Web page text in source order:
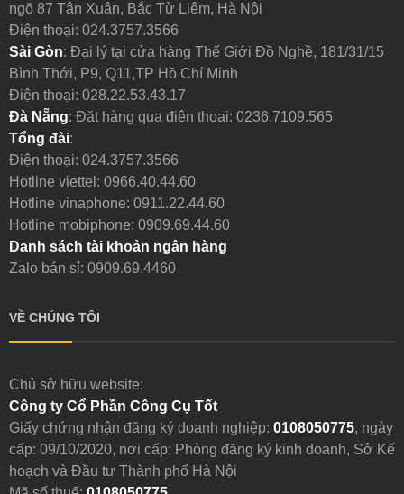
ngõ 87 Tân Xuân, Bắc Từ Liêm, Hà Nội
Điện thoại: 024.3757.3566
Sài Gòn: Đại lý tại cửa hàng Thế Giới Đồ Nghề, 181/31/15
Bình Thới, P9, Q11,TP Hồ Chí Minh
Điện thoại: 028.22.53.43.17
Đà Nẵng: Đặt hàng qua điện thoại: 0236.7109.565
Tổng đài:
Điện thoại: 024.3757.3566
Hotline viettel: 0966.40.44.60
Hotline vinaphone: 0911.22.44.60
Hotline mobiphone: 0909.69.44.60
Danh sách tài khoản ngân hàng
Zalo bán sỉ: 0909.69.4460
VỀ CHÚNG TÔI
Chủ sở hữu website:
Công ty Cổ Phần Công Cụ Tốt
Giấy chứng nhận đăng ký doanh nghiệp: 0108050775, ngày
cấp: 09/10/2020, nơi cấp: Phòng đăng ký kinh doanh, Sở Kế
hoạch và Đầu tư Thành phố Hà Nội